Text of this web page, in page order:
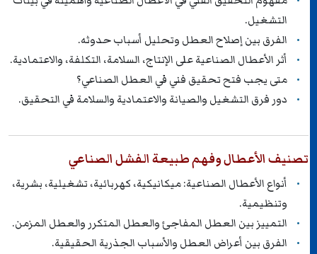
التشغيل.
الفرق بين إصلاح العطل وتحليل أسباب حدوثه.
أثر الأعطال الصناعية على الإنتاج، السلامة، التكلفة، والاعتمادية.
متى يجب فتح تحقيق فني في العطل الصناعي؟
دور فرق التشغيل والصيانة والاعتمادية والسلامة في التحقيق.
تصنيف الأعطال وفهم طبيعة الفشل الصناعي
أنواع الأعطال الصناعية: ميكانيكية، كهربائية، تشغيلية، بشرية،
وتنظيمية.
التمييز بين العطل المفاجئ والعطل المتكرر والعطل المزمن.
الفرق بين أعراض العطل والأسباب الجذرية الحقيقية.